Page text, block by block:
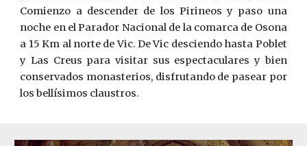
Comienzo a descender de los Pirineos y paso una
noche en el Parador Nacional de la comarca de Osona
a 15 Km al norte de Vic. De Vic desciendo hasta Poblet
y Las Creus para visitar sus espectaculares y bien
conservados monasterios, disfrutando de pasear por
los bellísimos claustros.